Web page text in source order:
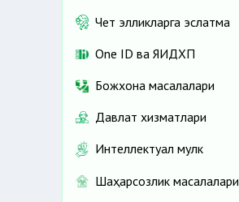
Чет элликларга эслатма
One ID ва ЯИДХП
Божхона масалалари
Давлат хизматлари
Интеллектуал мулк
Шаҳарсозлик масалалари